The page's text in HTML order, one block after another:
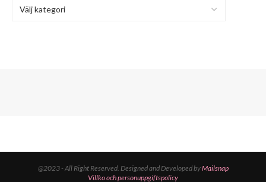
@2023 - All Right Reserved. Designed and Developed byMailsnap
Villko och personuppgiftspolicy